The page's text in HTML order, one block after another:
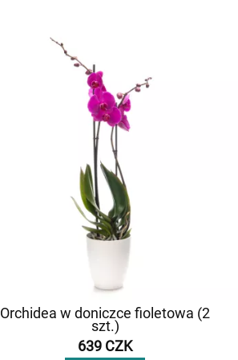
Orchidea w doniczce fioletowa (2
szt.)
639 CZK